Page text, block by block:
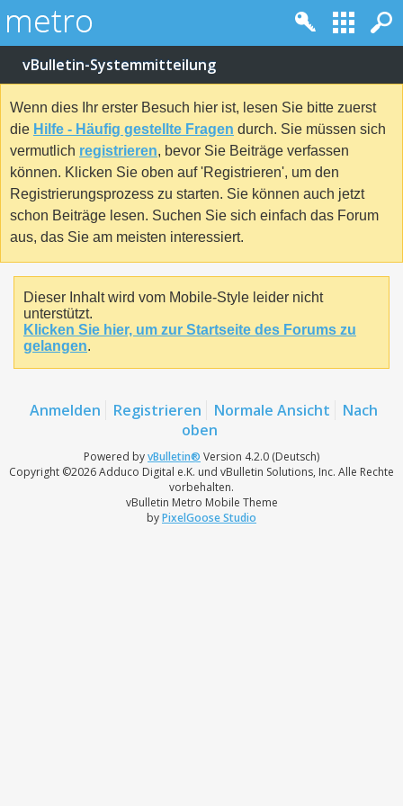
vBulletin-Systemmitteilung
Wenn dies Ihr erster Besuch hier ist, lesen Sie bitte zuerst
die Hilfe - Häufig gestellte Fragen durch. Sie müssen sich
vermutlich registrieren, bevor Sie Beiträge verfassen
können. Klicken Sie oben auf 'Registrieren', um den
Registrierungsprozess zu starten. Sie können auch jetzt
schon Beiträge lesen. Suchen Sie sich einfach das Forum
aus, das Sie am meisten interessiert.
Dieser Inhalt wird vom Mobile-Style leider nicht
unterstützt.
Klicken Sie hier, um zur Startseite des Forums zu
gelangen.
Anmelden Registrieren Normale Ansicht
Nach
oben
Powered byvBulletin® Version 4.2.0 (Deutsch)
Copyright ©2026 Adduco Digital e.K. und vBulletin Solutions, Inc. Alle Rechte
vorbehalten.
vBulletin Metro Mobile Theme
byPixelGoose Studio